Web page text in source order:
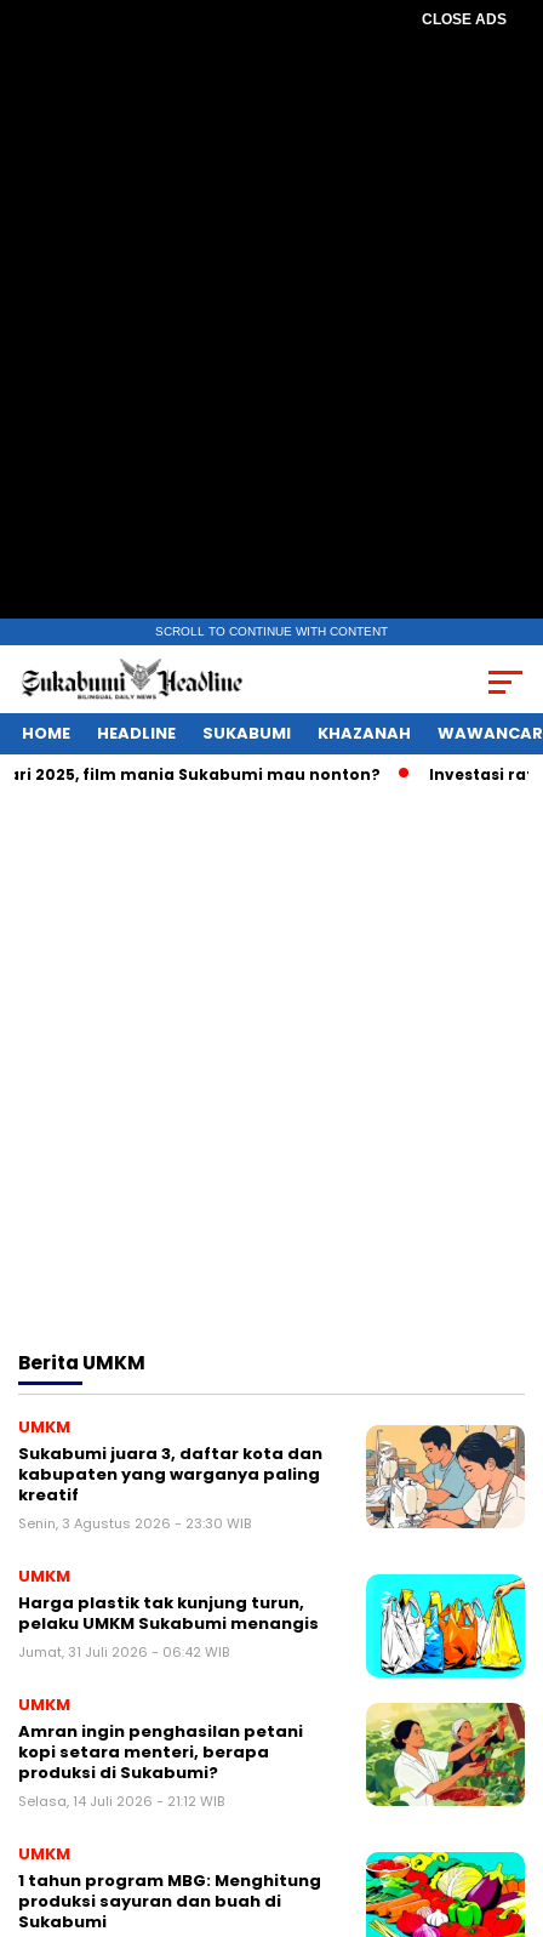
CLOSE ADS
SCROLL TO CONTINUE WITH CONTENT
HOME HEADLINE SUKABUMI KHAZANAH
film mania Sukabumi mau nonton? Investasi
Berita UMKM
UMKM
Sukabumi juara 3, daftar kota dan
kabupaten yang warganya paling
kreatif
Senin, 3 Agustus 2026 - 23:30 WIB
UMKM
Harga plastik tak kunjung turun,
pelaku UMKM Sukabumi menangis
Jumat, 31 Juli 2026 - 06:42 WIB
UMKM
Amran ingin penghasilan petani
kopi setara menteri, berapa
produksi di Sukabumi?
Selasa, 14 Juli 2026 - 21:12 WIB
UMKM
1 tahun program MBG: Menghitung
produksi sayuran dan buah di
Sukabumi